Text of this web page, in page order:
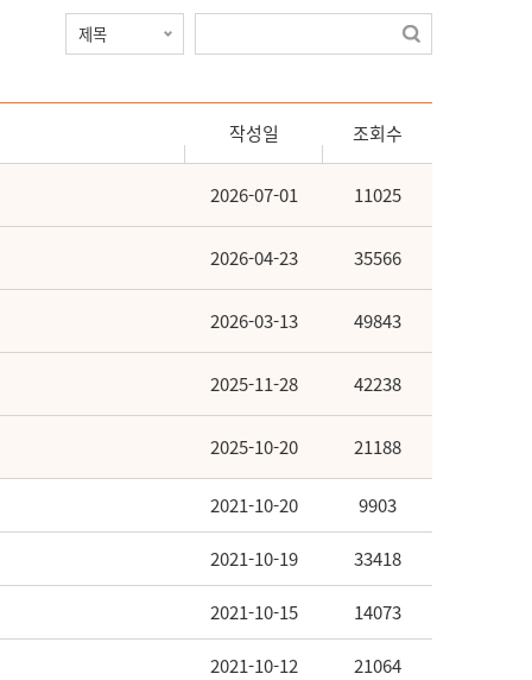
작성일 조회수
2026-07-01 11025
2026-04-23 35566
2026-03-13 49843
2025-11-28 42238
2025-10-20 21188
2021-10-20 9903
2021-10-19 33418
2021-10-15 14073
2021-10-12 21064